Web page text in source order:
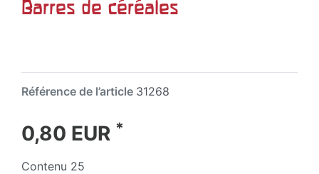
Barres de céréales
Référence de l’article 31268
0,80 EUR *
Contenu 25